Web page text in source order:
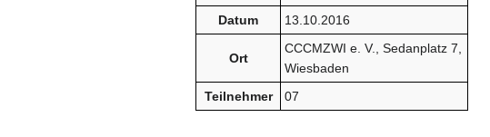
Datum
13.10.2016
Ort
CCCMZWI e. V., Sedanplatz 7,
Wiesbaden
Teilnehmer
07